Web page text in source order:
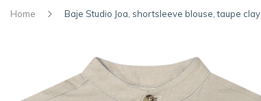
Home Baje Studio Joa, shortsleeve blouse, taupe clay